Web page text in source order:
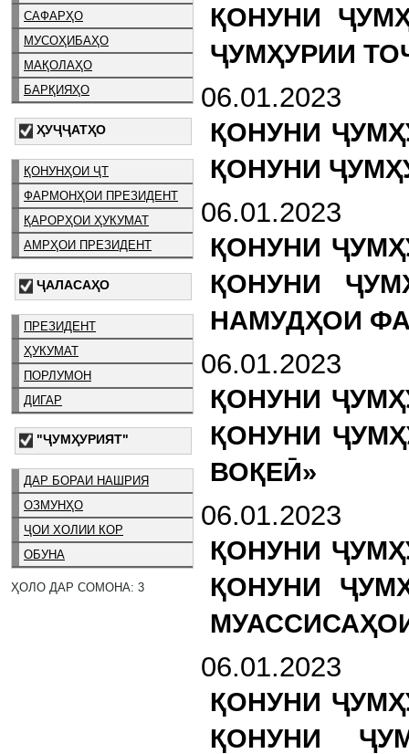
САФАРҲО
МУСОҲИБАҲО
МАҚОЛАҲО
БАРҚИЯҲО
ҲУҶҶАТҲО
ҚОНУНҲОИ ҶТ
ФАРМОНҲОИ ПРЕЗИДЕНТ
ҚАРОРҲОИ ҲУКУМАТ
АМРҲОИ ПРЕЗИДЕНТ
ҶАЛАСАҲО
ПРЕЗИДЕНТ
ҲУКУМАТ
ПОРЛУМОН
ДИГАР
"ҶУМҲУРИЯТ"
ДАР БОРАИ НАШРИЯ
ОЗМУНҲО
ҶОИ ХОЛИИ КОР
ОБУНА
ҲОЛО ДАР СОМОНА: 3
ҚОНУНИ
ҶУМҲУРИИ
06.01.2023
ҚОНУНИ
ҚОНУНИ
06.01.2023
ҚОНУНИ
ҚОНУНИ
НАМУДҲОИ
06.01.2023
ҚОНУНИ
ҚОНУНИ
ВОҚЕӢ»
06.01.2023
ҚОНУНИ
ҚОНУНИ
06.01.2023
ҚОНУНИ
ҚОНУНИ